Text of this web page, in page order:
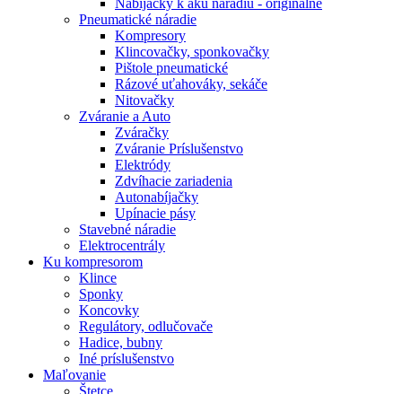
Nabíjačky k aku náradiu - originálne
Pneumatické náradie
Kompresory
Klincovačky, sponkovačky
Pištole pneumatické
Rázové uťahováky, sekáče
Nitovačky
Zváranie a Auto
Zváračky
Zváranie Príslušenstvo
Elektródy
Zdvíhacie zariadenia
Autonabíjačky
Upínacie pásy
Stavebné náradie
Elektrocentrály
Ku kompresorom
Klince
Sponky
Koncovky
Regulátory, odlučovače
Hadice, bubny
Iné príslušenstvo
Maľovanie
Štetce